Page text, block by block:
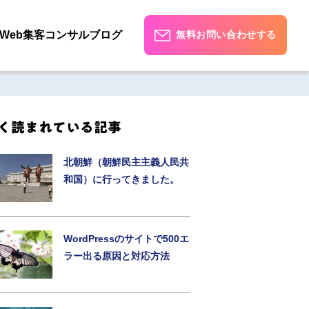
Web集客コンサルブログ 無料お問い合わせする
読まれている記事
北朝鮮（朝鮮民主主義人民共
和国）に行ってきました。
WordPressのサイトで500エ
ラー出る原因と対応方法